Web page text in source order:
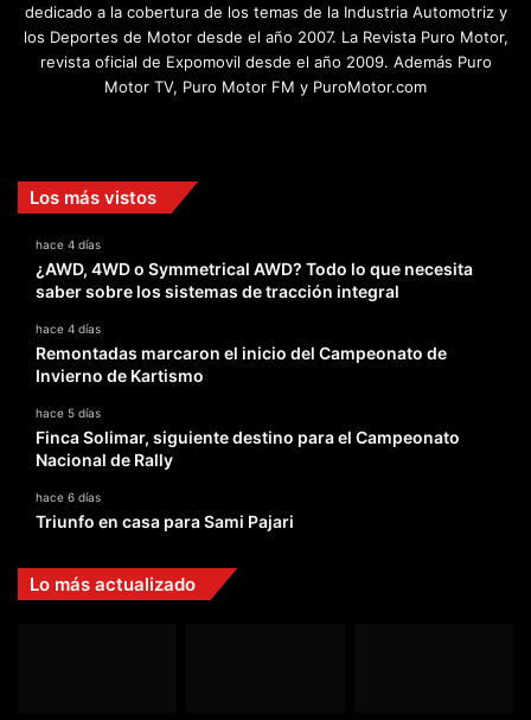
dedicado a la cobertura de los temas de la Industria Automotriz y
los Deportes de Motor desde el año 2007. La Revista Puro Motor,
revista oficial de Expomovil desde el año 2009. Además Puro
Motor TV, Puro Motor FM y PuroMotor.com
Los más vistos
hace 4 días
¿AWD, 4WD o Symmetrical AWD? Todo lo que necesita
saber sobre los sistemas de tracción integral
hace 4 días
Remontadas marcaron el inicio del Campeonato de
Invierno de Kartismo
hace 5 días
Finca Solimar, siguiente destino para el Campeonato
Nacional de Rally
hace 6 días
Triunfo en casa para Sami Pajari
Lo más actualizado